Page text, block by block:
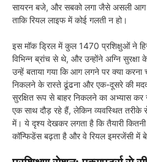
सायरन बजे, और सबको लगा जैसे असली आग
ताकि रियल लाइफ में कोई गलती न हो।
इस मॉक ड्रिल में कुल 1470 प्रशिक्षुओं ने
विभिन्न ब्रांच से थे, और उन्होंने अग्नि
उन्हें बताया गया कि आग लगने पर क्या करना
निकलने के रास्ते ढूंढना और एक-दूसरे की
सुरक्षित रूप से बाहर निकलने का अभ्यास
एक साथ दौड़ रहे हैं, लेकिन व्यवस्थित
में। ये दृश्य देखकर लगता है कि तैयारी
कॉन्फिडेंस बढ़ता है और वे रियल इमरजेंसी में